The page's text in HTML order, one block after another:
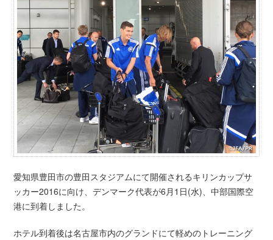
愛知県豊田市の豊田スタジアムにて開催されるキリンカップサ
ッカー2016に向け、デンマーク代表が6月1日(水)、中部国際空
港に到着しました。
ホテル到着後は名古屋市内のグランドにて軽めのトレーニング